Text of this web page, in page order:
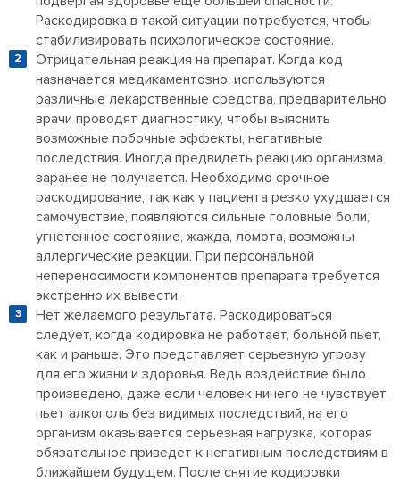
Раскодировка в такой ситуации потребуется, чтобы
стабилизировать психологическое состояние.
Отрицательная реакция на препарат. Когда код
назначается медикаментозно, используются
различные лекарственные средства, предварительно
врачи проводят диагностику, чтобы выяснить
возможные побочные эффекты, негативные
последствия. Иногда предвидеть реакцию организма
заранее не получается. Необходимо срочное
раскодирование, так как у пациента резко ухудшается
самочувствие, появляются сильные головные боли,
угнетенное состояние, жажда, ломота, возможны
аллергические реакции. При персональной
непереносимости компонентов препарата требуется
экстренно их вывести.
Нет желаемого результата. Раскодироваться
следует, когда кодировка не работает, больной пьет,
как и раньше. Это представляет серьезную угрозу
для его жизни и здоровья. Ведь воздействие было
произведено, даже если человек ничего не чувствует,
пьет алкоголь без видимых последствий, на его
организм оказывается серьезная нагрузка, которая
обязательное приведет к негативным последствиям в
ближайшем будущем. После снятие кодировки